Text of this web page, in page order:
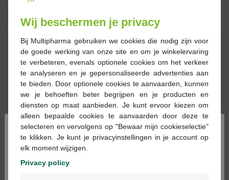
16,45 € 19,59 €
Commander Réserver
En stock en ligne
- + Ajouter au panier
Quantité max. = 12
Les jours ouvrables commandé avant 12h, livré
le jour ouvrable suivant
×
Wij beschermen je privacy
Bij Multipharma gebruiken we cookies die nodig zijn voor
de goede werking van onze site en om je winkelervaring
te verbeteren, evenals optionele cookies om het verkeer
te analyseren en je gepersonaliseerde advertenties aan
te bieden. Door optionele cookies te aanvaarden, kunnen
we je behoeften beter begrijpen en je producten en
diensten op maat aanbieden. Je kunt ervoor kiezen om
alleen bepaalde cookies te aanvaarden door deze te
selecteren en vervolgens op "Bewaar mijn cookieselectie"
te klikken. Je kunt je privacyinstellingen in je account op
elk moment wijzigen.
Privacy policy